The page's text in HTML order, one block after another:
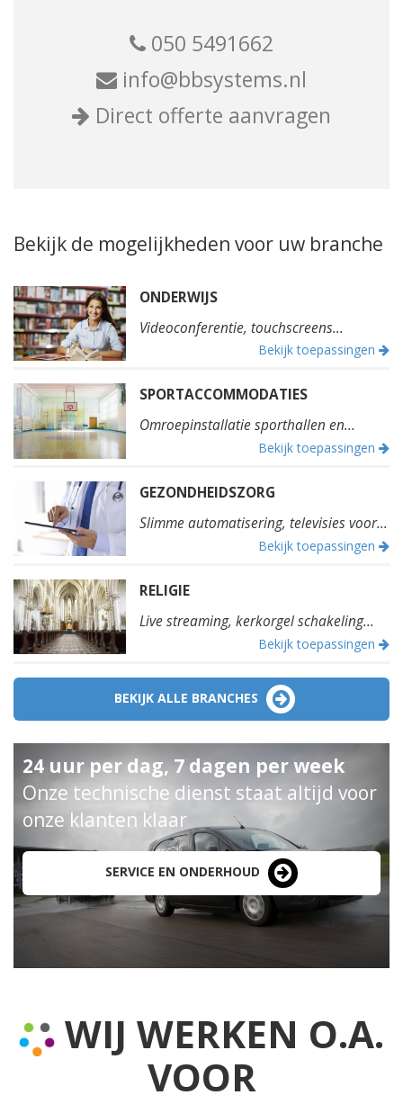
050 5491662
info@bbsystems.nl
Direct offerte aanvragen
Bekijk de mogelijkheden voor uw branche
ONDERWIJS
Videoconferentie, touchscreens...
Bekijk toepassingen
SPORTACCOMMODATIES
Omroepinstallatie sporthallen en...
Bekijk toepassingen
GEZONDHEIDSZORG
Slimme automatisering, televisies voor...
Bekijk toepassingen
RELIGIE
Live streaming, kerkorgel schakeling...
Bekijk toepassingen
BEKIJK ALLE BRANCHES
24 uur per dag, 7 dagen per week
Onze technische dienst staat altijd voor
onze klanten klaar
SERVICE EN ONDERHOUD
WIJ WERKEN O.A.
VOOR